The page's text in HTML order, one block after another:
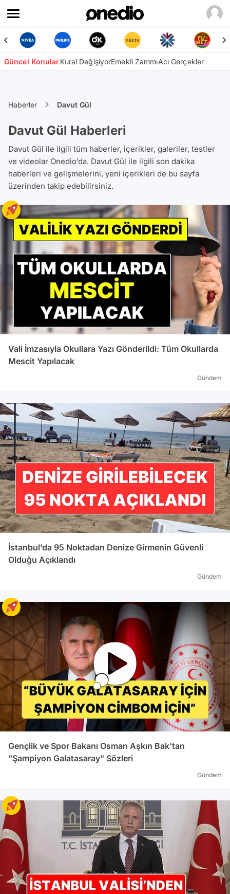
Güncel KonularKural DeğişiyorEmekli ZammıAcı Gerçekler
Haberler Davut Gül
Davut Gül Haberleri
Davut Gül ile ilgili tüm haberler, içerikler, galeriler, testler
ve videolar Onedio’da. Davut Gül ile ilgili son dakika
haberleri ve gelişmelerini, yeni içerikleri de bu sayfa
üzerinden takip edebilirsiniz.
Vali İmzasıyla Okullara Yazı Gönderildi: Tüm Okullarda
Mescit Yapılacak
Gündem
İstanbul’da 95 Noktadan Denize Girmenin Güvenli
Olduğu Açıklandı
Gündem
Gençlik ve Spor Bakanı Osman Aşkın Bak'tan
"Şampiyon Galatasaray" Sözleri
Gündem